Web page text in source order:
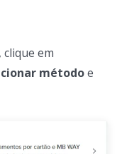
em
métodoe